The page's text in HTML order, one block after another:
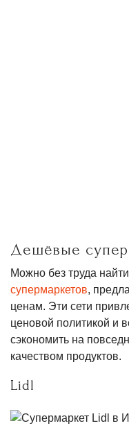
Дешёвые
Можно без труда
супермаркетов,
ценам. Эти сети
ценовой политикой и
сэкономить на
качеством продуктов.
Lidl